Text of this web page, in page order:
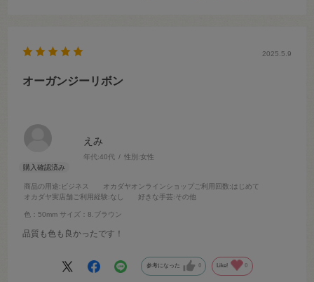
えみ
年代:40代 性別:女性
商品の用途:ビジネス オカダヤオンラインショップご利用回数:はじめて
オカダヤ実店舗ご利用経験:なし 好きな手芸:その他
色：50mm サイズ：8.ブラウン
2025.5.9
オーガンジーリボン
品質も色も良かったです！
参考になった 0 Like! 0